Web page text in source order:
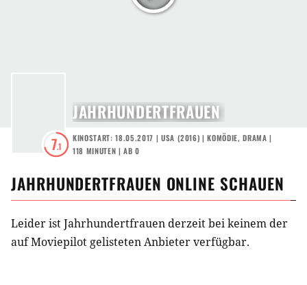
7.1
JAHRHUNDERTFRAUEN
KINOSTART: 18.05.2017 | USA (2016) |KOMÖDIE,DRAMA |
118 MINUTEN |AB 0
JAHRHUNDERTFRAUEN ONLINE SCHAUEN
Leider ist Jahrhundertfrauen derzeit bei keinem der
auf Moviepilot gelisteten Anbieter verfügbar.